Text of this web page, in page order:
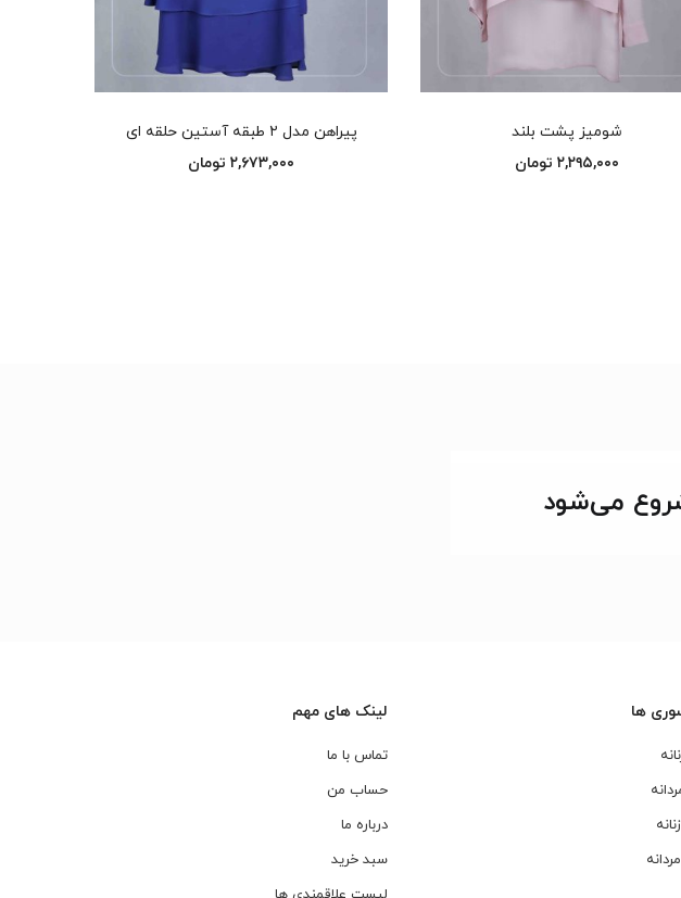
پیراهن مدل ۲ طبقه آستین حلقه ای
۲,۶۷۳,۰۰۰ تومان
شومیز پشت بلند
۲,۲۹۵,۰۰۰ تومان
می‌شود
لینک های مهم
تماس با ما
حساب من
درباره ما
سبد خرید
ها